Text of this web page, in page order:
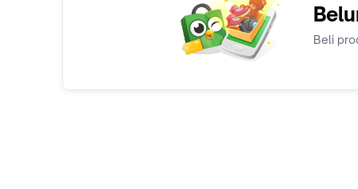
Beli